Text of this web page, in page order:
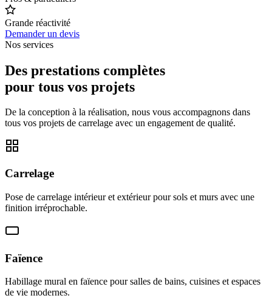
Grande réactivité
Demander un devis
Nos services
Des prestations complètes
pour tous vos projets
De la conception à la réalisation, nous vous accompagnons dans
tous vos projets de carrelage avec un engagement de qualité.
Carrelage
Pose de carrelage intérieur et extérieur pour sols et murs avec une
finition irréprochable.
Faïence
Habillage mural en faïence pour salles de bains, cuisines et espaces
de vie modernes.